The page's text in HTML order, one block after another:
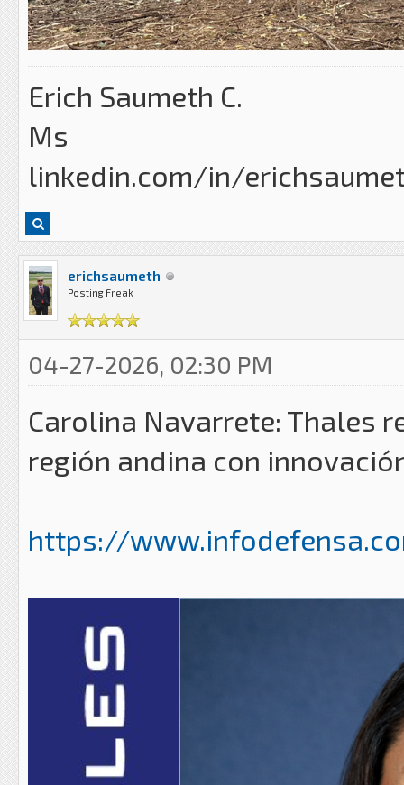
Erich Saumeth C.
Ms
linkedin.com/in/
erichsaumeth
Posting Freak
04-27-2026, 02:30 PM
Carolina Navarrete: Thales
región andina con
https://